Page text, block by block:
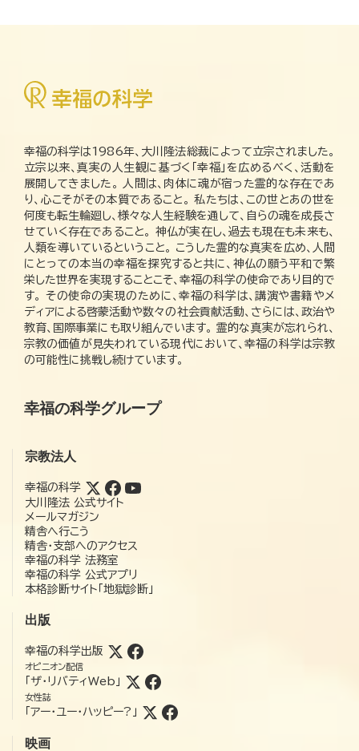
幸福の科学は1986年、大川隆法総裁によって立宗されました。
立宗以来、真実の人生観に基づく「幸福」を広めるべく、活動を
展開してきました。 人間は、肉体に魂が宿った霊的な存在であ
り、心こそがその本質であること。 私たちは、この世とあの世を
何度も転生輪廻し、様々な人生経験を通して、自らの魂を成長さ
せていく存在であること。 神仏が実在し、過去も現在も未来も、
人類を導いているということ。 こうした霊的な真実を広め、人間
にとっての本当の幸福を探究すると共に、神仏の願う平和で繁
栄した世界を実現することこそ、幸福の科学の使命であり目的で
す。 その使命の実現のために、幸福の科学は、講演や書籍やメ
ディアによる啓蒙活動や数々の社会貢献活動、さらには、政治や
教育、国際事業にも取り組んでいます。 霊的な真実が忘れられ、
宗教の価値が見失われている現代において、幸福の科学は宗教
の可能性に挑戦し続けています。
幸福の科学グループ
宗教法人
幸福の科学
大川隆法 公式サイト
メールマガジン
精舎へ行こう
精舎・支部へのアクセス
幸福の科学 法務室
幸福の科学 公式アプリ
本格診断サイト「地獄診断」
出版
幸福の科学出版
オピニオン配信
「ザ・リバティWeb」
女性誌
「アー・ユー・ハッピー?」
映画